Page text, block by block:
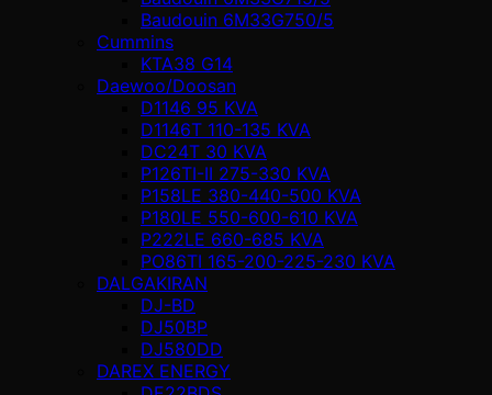
Baudouin 6M33G750/5
Cummins
KTA38 G14
Daewoo/Doosan
D1146 95 KVA
D1146T 110-135 KVA
DC24T 30 KVA
P126TI-II 275-330 KVA
P158LE 380-440-500 KVA
P180LE 550-600-610 KVA
P222LE 660-685 KVA
PO86TI 165-200-225-230 KVA
DALGAKIRAN
DJ-BD
DJ50BP
DJ580DD
DAREX ENERGY